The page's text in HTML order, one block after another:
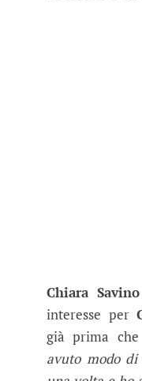
Chiara Savino
interesse per
già prima
avuto modo